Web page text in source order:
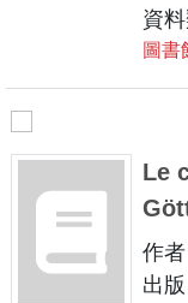
資
圖書
Le
作
出